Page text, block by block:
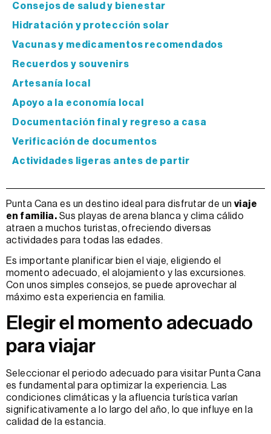
Consejos de salud y bienestar
Hidratación y protección solar
Vacunas y medicamentos recomendados
Recuerdos y souvenirs
Artesanía local
Apoyo a la economía local
Documentación final y regreso a casa
Verificación de documentos
Actividades ligeras antes de partir
Punta Cana es un destino ideal para disfrutar de un viaje
en familia. Sus playas de arena blanca y clima cálido
atraen a muchos turistas, ofreciendo diversas
actividades para todas las edades.
Es importante planificar bien el viaje, eligiendo el
momento adecuado, el alojamiento y las excursiones.
Con unos simples consejos, se puede aprovechar al
máximo esta experiencia en familia.
Elegir el momento adecuado
para viajar
Seleccionar el periodo adecuado para visitar Punta Cana
es fundamental para optimizar la experiencia. Las
condiciones climáticas y la afluencia turística varían
significativamente a lo largo del año, lo que influye en la
calidad de la estancia.